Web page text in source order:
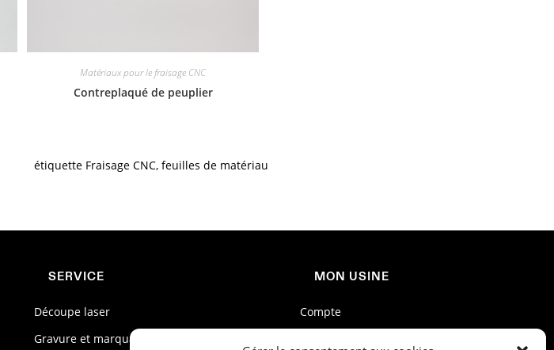
Matériaux pour le fraisage CNC
Contreplaqué de peuplier
étiquette Fraisage CNC, feuilles de matériau
SERVICE
Découpe laser
Gravure et marquage laser
MON USINE
Compte